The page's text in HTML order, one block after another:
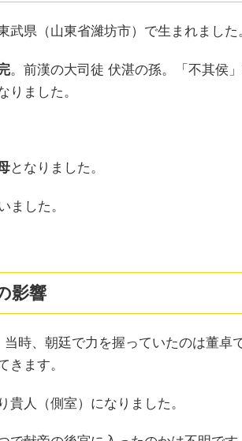
武県（山東省濰坊市）で生まれました
。前漢の大司徒 伏湛の孫。「不其侯
りました。
となりました。
ました。
影響
時、朝廷で力を握っていたのは董卓
きます。
貴人（側室）になりました。